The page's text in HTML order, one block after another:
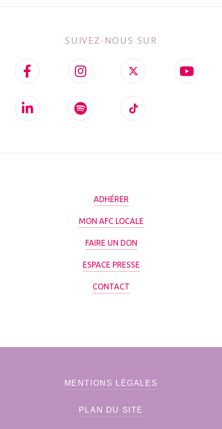
SUIVEZ-NOUS SUR
ADHÉRER
MON AFC LOCALE
FAIRE UN DON
ESPACE PRESSE
CONTACT
MENTIONS LÉGALES
PLAN DU SITE